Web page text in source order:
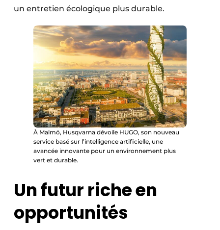
un entretien écologique plus durable.
À Malmö, Husqvarna dévoile HUGO, son nouveau
service basé sur l’intelligence artificielle, une
avancée innovante pour un environnement plus
vert et durable.
Un futur riche en
opportunités